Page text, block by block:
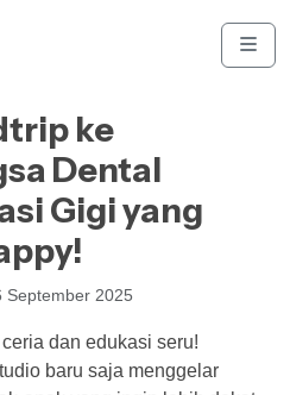
ke
Dental
Gigi yang
September 2025
dan edukasi seru!
baru saja menggelar